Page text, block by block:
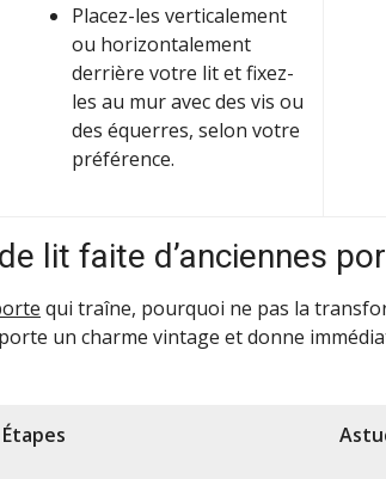
Placez-les verticalement
ou horizontalement
derrière votre lit et fixez-
les au mur avec des vis ou
des équerres, selon votre
préférence.
lit faite d’anciennes
qui traîne, pourquoi ne pas la
un charme vintage et donne
Étapes